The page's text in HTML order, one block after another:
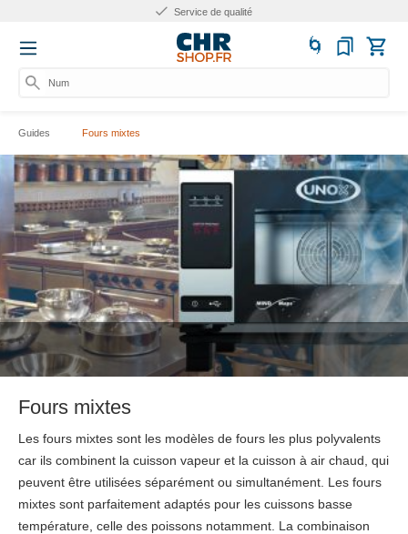
Service de qualité
Numéro
Guides Fours mixtes
Fours mixtes
Les fours mixtes sont les modèles de fours les plus polyvalents
car ils combinent la cuisson vapeur et la cuisson à air chaud, qui
peuvent être utilisées séparément ou simultanément. Les fours
mixtes sont parfaitement adaptés pour les cuissons basse
température, celle des poissons notamment. La combinaison